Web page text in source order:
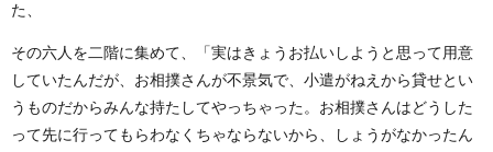
た、
その六人を二階に集めて、「実はきょうお払いしようと思って用意
していたんだが、お相撲さんが不景気で、小遣がねえから貸せとい
うものだからみんな持たしてやっちゃった。お相撲さんはどうした
って先に行ってもらわなくちゃならないから、しょうがなかったん